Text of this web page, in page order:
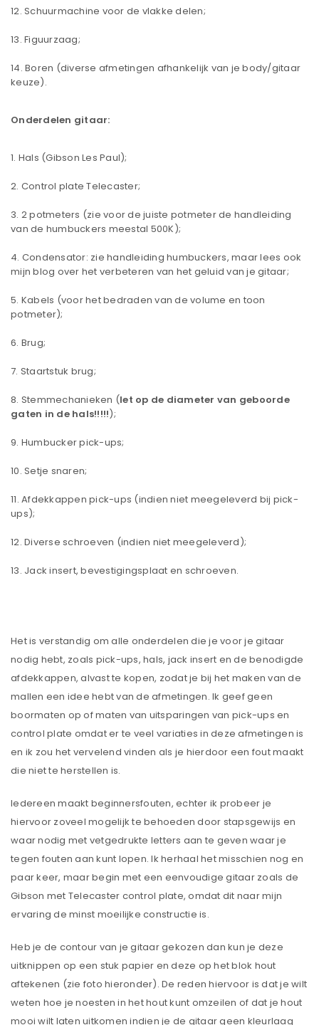
Schuurmachine voor de vlakke delen;
Figuurzaag;
Boren (diverse afmetingen afhankelijk van je body/gitaar
keuze).
Onderdelen gitaar:
Hals (Gibson Les Paul);
Control plate Telecaster;
2 potmeters (zie voor de juiste potmeter de handleiding
van de humbuckers meestal 500K);
Condensator: zie handleiding humbuckers, maar lees ook
mijn blog over het verbeteren van het geluid van je gitaar;
Kabels (voor het bedraden van de volume en toon
potmeter);
Brug;
Staartstuk brug;
Stemmechanieken (let op de diameter van geboorde
gaten in de hals!!!!!);
Humbucker pick-ups;
Setje snaren;
Afdekkappen pick-ups (indien niet meegeleverd bij pick-
ups);
Diverse schroeven (indien niet meegeleverd);
Jack insert, bevestigingsplaat en schroeven.
Het is verstandig om alle onderdelen die je voor je gitaar
nodig hebt, zoals pick-ups, hals, jack insert en de benodigde
afdekkappen, alvast te kopen, zodat je bij het maken van de
mallen een idee hebt van de afmetingen. Ik geef geen
boormaten op of maten van uitsparingen van pick-ups en
control plate omdat er te veel variaties in deze afmetingen is
en ik zou het vervelend vinden als je hierdoor een fout maakt
die niet te herstellen is.
Iedereen maakt beginnersfouten, echter ik probeer je
hiervoor zoveel mogelijk te behoeden door stapsgewijs en
waar nodig met vetgedrukte letters aan te geven waar je
tegen fouten aan kunt lopen. Ik herhaal het misschien nog en
paar keer, maar begin met een eenvoudige gitaar zoals de
Gibson met Telecaster control plate, omdat dit naar mijn
ervaring de minst moeilijke constructie is.
Heb je de contour van je gitaar gekozen dan kun je deze
uitknippen op een stuk papier en deze op het blok hout
aftekenen (zie foto hieronder). De reden hiervoor is dat je wilt
weten hoe je noesten in het hout kunt omzeilen of dat je hout
mooi wilt laten uitkomen indien je de gitaar geen kleurlaag